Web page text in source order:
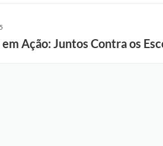
Ação: Juntos Contra os